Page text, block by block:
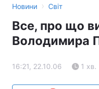
Новини › Світ
Все, про що
Володимира
16:21, 22.10.06 1 хв.